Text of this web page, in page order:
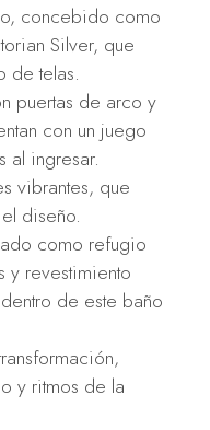
concebido como
Silver, que
de telas.
puertas de arco y
con un juego
al ingresar.
vibrantes, que
diseño.
como refugio
y revestimiento
de este baño
y ritmos de la